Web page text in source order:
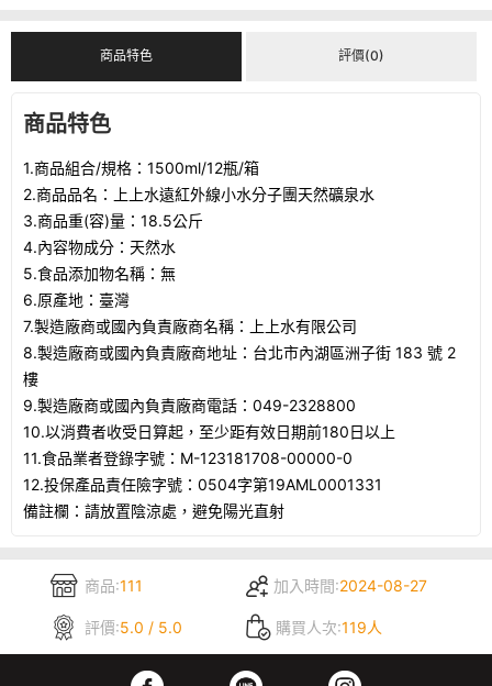
商品特色 評價(0)
商品特色
1.商品組合/規格：1500ml/12瓶/箱
2.商品品名：上上水遠紅外線小水分子團天然礦泉水
3.商品重(容)量：18.5公斤
4.內容物成分：天然水
5.食品添加物名稱：無
6.原產地：臺灣
7.製造廠商或國內負責廠商名稱：上上水有限公司
8.製造廠商或國內負責廠商地址：台北市內湖區洲子街 183 號 2
樓
9.製造廠商或國內負責廠商電話：049-2328800
10.以消費者收受日算起，至少距有效日期前180日以上
11.食品業者登錄字號：M-123181708-00000-0
12.投保產品責任險字號：0504字第19AML0001331
備註欄：請放置陰涼處，避免陽光直射
商品:111 加入時間:2024-08-27
評價:5.0 / 5.0 購買人次:119人